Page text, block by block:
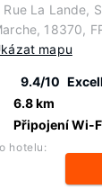
Rue La Lande,
18370,
mapu
9.4/10
6.8 km
Připojení Wi-
hotelu: